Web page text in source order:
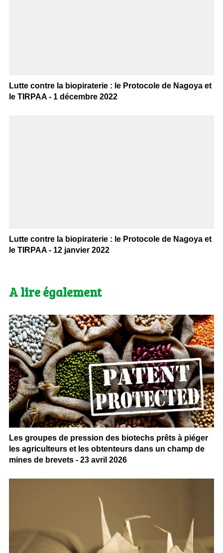
Lutte contre la biopiraterie : le Protocole de Nagoya et
le TIRPAA - 1 décembre 2022
Lutte contre la biopiraterie : le Protocole de Nagoya et
le TIRPAA - 12 janvier 2022
A lire également
Les groupes de pression des biotechs prêts à piéger
les agriculteurs et les obtenteurs dans un champ de
mines de brevets - 23 avril 2026